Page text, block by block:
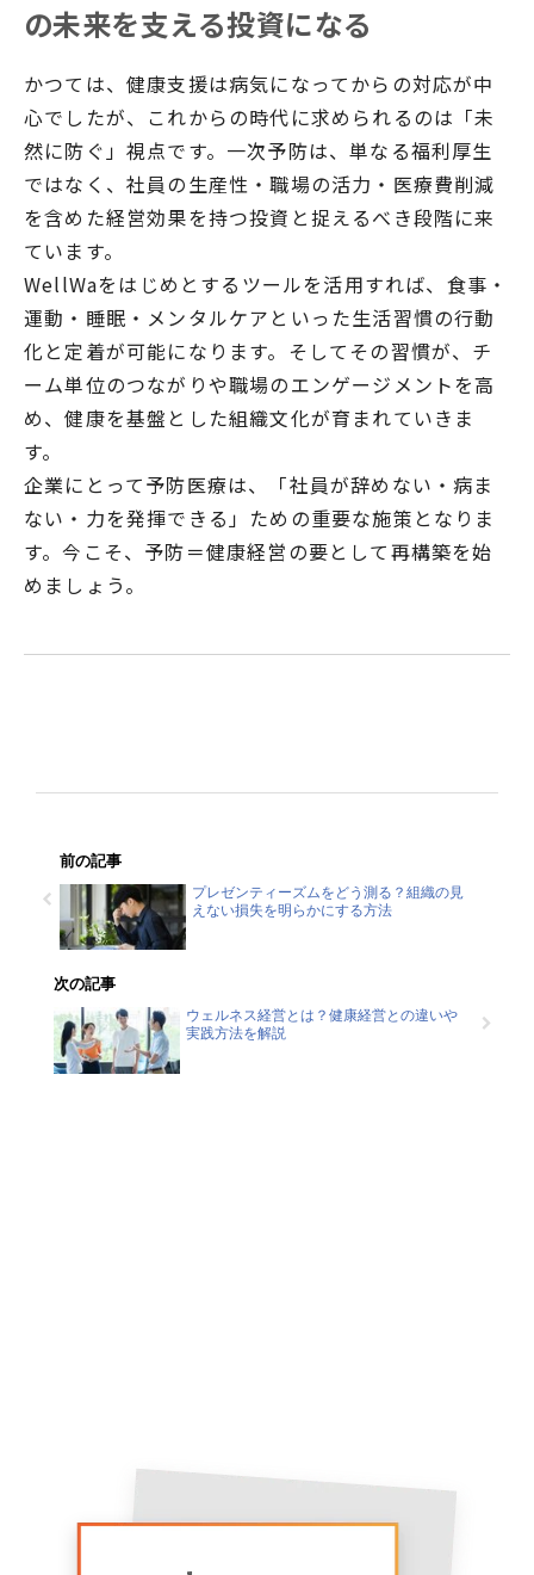
の未来を支える投資になる
かつては、健康支援は病気になってからの対応が中
心でしたが、これからの時代に求められるのは「未
然に防ぐ」視点です。一次予防は、単なる福利厚生
ではなく、社員の生産性・職場の活力・医療費削減
を含めた経営効果を持つ投資と捉えるべき段階に来
ています。
WellWaをはじめとするツールを活用すれば、食事・
運動・睡眠・メンタルケアといった生活習慣の行動
化と定着が可能になります。そしてその習慣が、チ
ーム単位のつながりや職場のエンゲージメントを高
め、健康を基盤とした組織文化が育まれていきま
す。
企業にとって予防医療は、「社員が辞めない・病ま
ない・力を発揮できる」ための重要な施策となりま
す。今こそ、予防＝健康経営の要として再構築を始
めましょう。
前の記事
プレゼンティーズムをどう測る？組織の見
えない損失を明らかにする方法
次の記事
ウェルネス経営とは？健康経営との違いや
実践方法を解説